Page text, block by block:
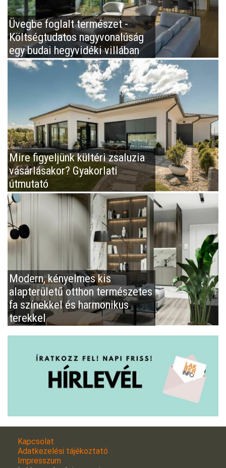
Üvegbe foglalt természet -
Költségtudatos nagyvonalúság
egy budai hegyvidéki villában
Mire figyeljünk kültéri zsaluzia
vásárlásakor? Gyakorlati
útmutató
Modern, kényelmes kis
alapterületű otthon természetes
fa színekkel és harmonikus
terekkel
Kapcsolat
Adatkezelési tájékoztató
Impresszum